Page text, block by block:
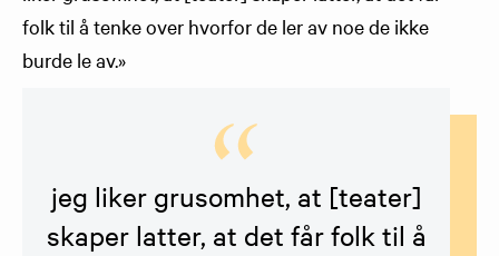
folk til å tenke over hvorfor de ler av noe de ikke
burde le av.»
jeg liker grusomhet, at [teater]
skaper latter, at det får folk til å